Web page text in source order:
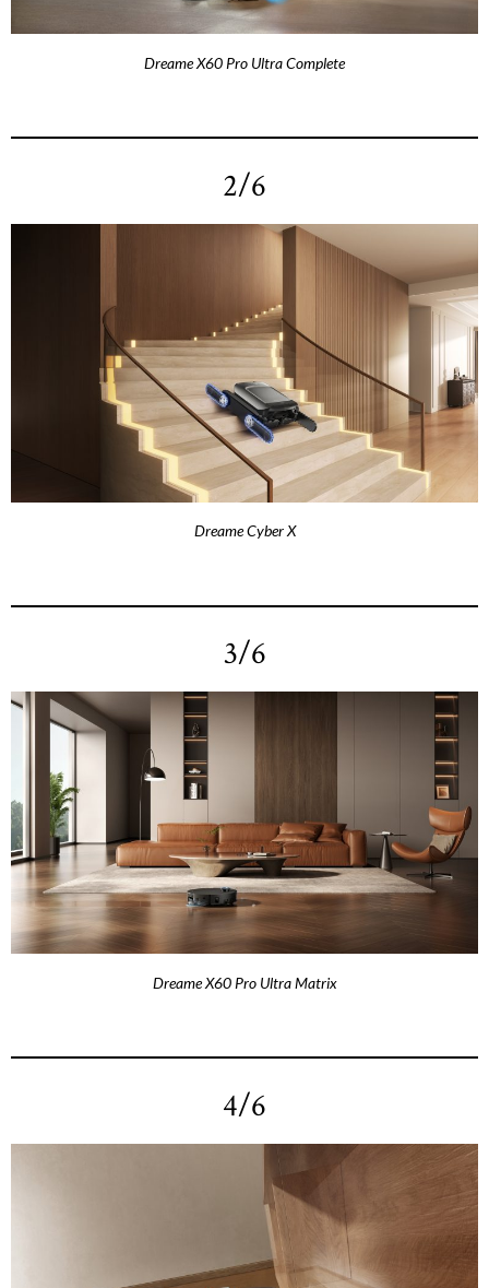
Dreame X60 Pro Ultra Complete
2/6
Dreame Cyber X
3/6
Dreame X60 Pro Ultra Matrix
4/6